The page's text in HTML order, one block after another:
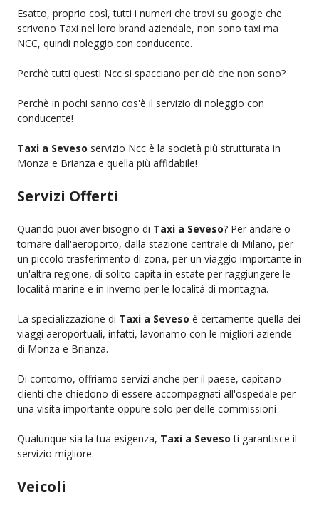
Esatto, proprio così, tutti i numeri che trovi su google che
scrivono Taxi nel loro brand aziendale, non sono taxi ma
NCC, quindi noleggio con conducente.
Perchè tutti questi Ncc si spacciano per ciò che non sono?
Perchè in pochi sanno cos'è il servizio di noleggio con
conducente!
Taxi a Seveso servizio Ncc è la società più strutturata in
Monza e Brianza e quella più affidabile!
Servizi Offerti
Quando puoi aver bisogno di Taxi a Seveso? Per andare o
tornare dall'aeroporto, dalla stazione centrale di Milano, per
un piccolo trasferimento di zona, per un viaggio importante in
un'altra regione, di solito capita in estate per raggiungere le
località marine e in inverno per le località di montagna.
La specializzazione di Taxi a Seveso è certamente quella dei
viaggi aeroportuali, infatti, lavoriamo con le migliori aziende
di Monza e Brianza.
Di contorno, offriamo servizi anche per il paese, capitano
clienti che chiedono di essere accompagnati all'ospedale per
una visita importante oppure solo per delle commissioni
Qualunque sia la tua esigenza, Taxi a Seveso ti garantisce il
servizio migliore.
Veicoli